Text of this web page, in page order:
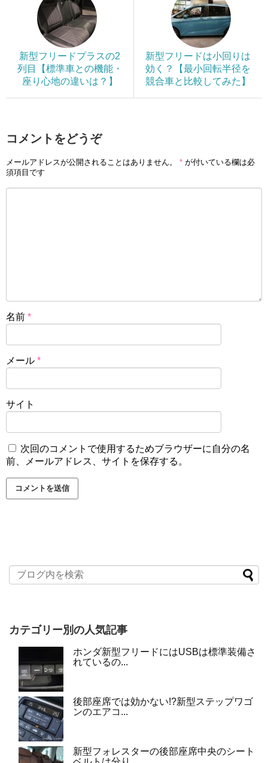
新型フリードプラスの2
列目【標準車との機能・
座り心地の違いは？】
新型フリードは小回りは
効く？【最小回転半径を
競合車と比較してみた】
コメントをどうぞ
メールアドレスが公開されることはありません。 * が付いている欄は必
須項目です
名前 *
メール *
サイト
次回のコメントで使用するためブラウザーに自分の名
前、メールアドレス、サイトを保存する。
カテゴリー別の人気記事
ホンダ新型フリードにはUSBは標準装備さ
れているの...
後部座席では効かない!?新型ステップワゴ
ンのエアコ...
新型フォレスターの後部座席中央のシート